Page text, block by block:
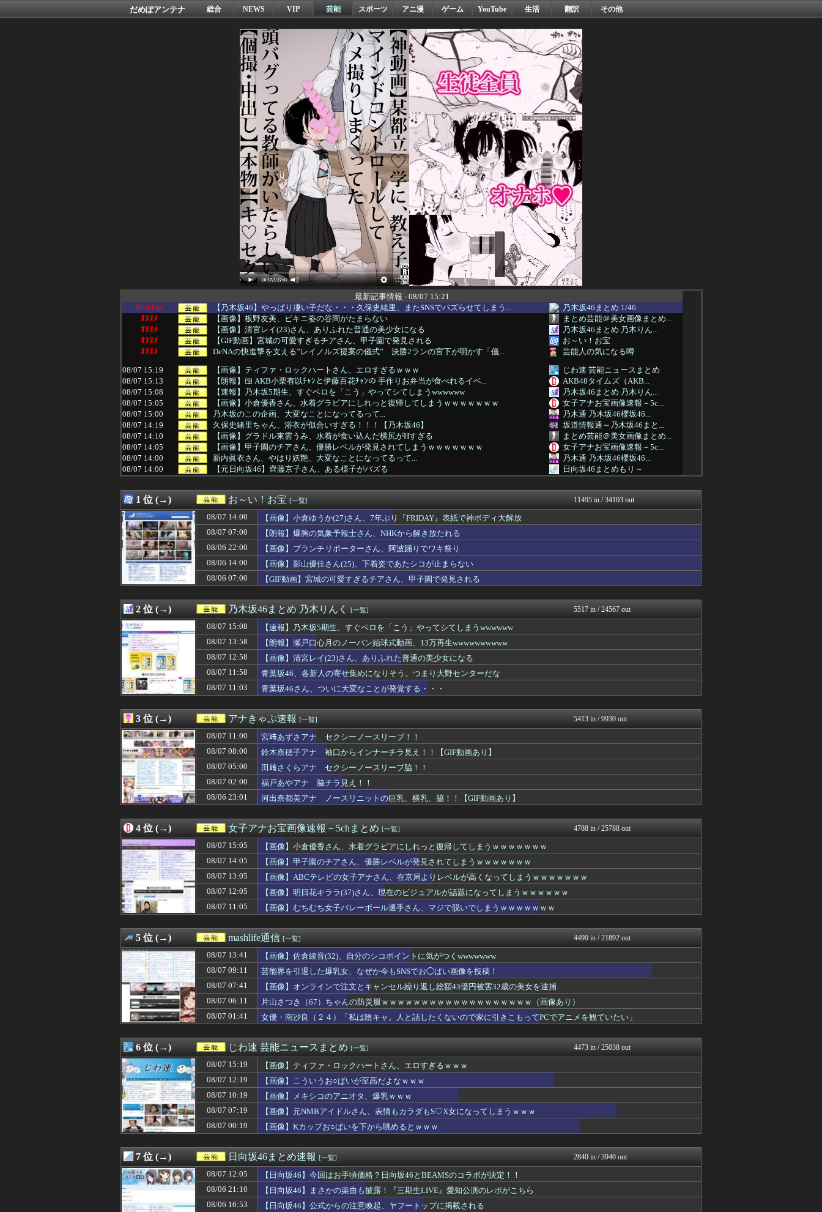
だめぽアンテナ 総合 NEWS VIP 芸能 スポーツ アニ漫 ゲーム YouTube 生活 翻訳 その他
最新記事情報 - 08/07 15:21
PickUp!
【乃木坂46】やっぱり凄い子だな・・・久保史緒里、またSNSでバズらせてしまう...
乃木坂46まとめ 1/46
ｵﾇﾇﾒ
【画像】板野友美、ビキニ姿の谷間がたまらない
まとめ芸能＠美女画像まとめ...
ｵﾇﾇﾒ
【画像】清宮レイ(23)さん、ありふれた普通の美少女になる
乃木坂46まとめ 乃木りん...
ｵﾇﾇﾒ
【GIF動画】宮城の可愛すぎるチアさん、甲子園で発見される
お～い！お宝
ｵﾇﾇﾒ
DeNAの快進撃を支える”レイノルズ提案の儀式” 決勝2ランの宮下が明かす「儀...
芸能人の気になる噂
08/07 15:19
【画像】ティファ・ロックハートさん、エロすぎるｗｗｗ
じわ速 芸能ニュースまとめ
08/07 15:13
【朗報】🍱 AKB小栗有以ﾁｬﾝと伊藤百花ﾁｬﾝの 手作りお弁当が食べれるイベ...
AKB48タイムズ（AKB...
08/07 15:08
【速報】乃木坂5期生、すぐベロを「こう」やってシてしまうwwwwww
乃木坂46まとめ 乃木りん...
08/07 15:05
【画像】小倉優香さん、水着グラビアにしれっと復帰してしまうｗｗｗｗｗｗｗ
女子アナお宝画像速報－5c...
08/07 15:00
乃木坂のこの企画、大変なことになってるって...
乃木通 乃木坂46櫻坂46...
08/07 14:19
久保史緒里ちゃん、浴衣が似合いすぎる！！！【乃木坂46】
坂道情報通～乃木坂46まと...
08/07 14:10
【画像】グラドル東雲うみ、水着が食い込んだ横尻がHすぎる
まとめ芸能＠美女画像まとめ...
08/07 14:05
【画像】甲子園のチアさん、優勝レベルが発見されてしまうｗｗｗｗｗｗｗ
女子アナお宝画像速報－5c...
08/07 14:00
新内眞衣さん、やはり妖艶、大変なことになってるって...
乃木通 乃木坂46櫻坂46...
08/07 14:00
【元日向坂46】齊藤京子さん、ある様子がバズる
日向坂46まとめもり～
08/07 13:58
【朗報】瀬戸口心月のノーバン始球式動画、13万再生wwwwwwwwww
乃木坂46まとめ 乃木りん...
08/07 13:51
【画像】顔もいい爆乳現役女子大生、水着グラビアの破壊力がヤバイwwwwwwww...
もきゅ速(*´ω`*)人(...
08/07 13:41
【画像】佐倉綾音(32)、自分のシコポイントに気がつくwwwwwww
08/07 13:19
失敗顔の乃木坂ちゃんが可愛すぎる！！！【乃木坂46】
坂道情報通～乃木坂46まと...
08/07 13:14
【画像】最近のJKダンス部、胸の迫力がすごい💃
08/07 13:05
【画像】ABCテレビの女子アナさん、在京局よりレベルが高くなってしまうｗｗｗｗ...
08/07 13:02
【朗報】AKB48新曲『好きish』MV 800万再生突破キタ━━(((ﾟ∀ﾟ...
AKB48タイムズ（AKB...
08/07 13:00
サウナ美月の『このシーン』ガチでエグいって・・・
乃木通 乃木坂46櫻坂46...
08/07 12:58
【画像】清宮レイ(23)さん、ありふれた普通の美少女になる
08/07 12:38
【画像】STU48の中村舞さん、下着姿で写真撮られてた
アナ速‐女子アナ画像速報
08/07 12:30
吉田クリ、ガチで全盛期
乃木通 乃木坂46櫻坂46...
08/07 12:29
上國料萌衣ちゃん、留学中にマックのバイトに応募するも書類選考で落とされてしまう
08/07 12:19
囁きボイスでaikoを歌う遠藤さくらちゃんが可愛すぎる！！！【乃木坂46】
坂道情報通～乃木坂46まと...
08/07 12:19
【画像】こういうお○ぱいが至高だよなｗｗｗ
08/07 12:10
【画像】二階堂ふみ、映画の濡れ場で乳首丸出し
08/07 12:05
【日向坂46】今回はお手頃価格？日向坂46とBEAMSのコラボが決定！！
日向坂46まとめ速報
08/07 12:05
【衝撃】ワイのパッパ、会社でナンバーツーになった結果ｗｗｗｗｗｗｗｗｗｗ
今日速2ch
08/07 12:05
【日向坂46】オシャレすぎる... BEAMSコラボ、今回もｷﾀ━━━━(ﾟ∀...
08/07 12:05
【画像】明日花キララ(37)さん、現在のビジュアルが話題になってしまうｗｗｗｗ...
女子アナお宝画像速報－5c...
08/07 12:00
【急募】「みんな仕事帰りに家で何してんの？」←これ・・・・
ミーハー総研（ミーハー総合...
08/07 12:00
【日向坂46】これには事務所スタッフも慌ててそう・・・
08/07 12:00
櫻坂46、ある番組予告に名前が！！！
櫻坂46まとめもり～
08/07 12:00
たまったギターマガジンどうしてる？ 音まとめアーカイブ
08/07 12:00
最新の伊藤純奈さん、ふくらみがガチでエグいって・・・
08/07 11:58
青葉坂46、各新人の寄せ集めになりそう。つまり大野センターだな
乃木坂46まとめ 乃木りん...
08/07 11:30
ドーハ初「Ｎｉｎｊａラーメン」の日本人オーナーが巨胸ｗｗｗｗｗｗ
芸能人の気になる噂
08/07 11:26
鈴木奈穂子アナ 袖口からインナーチラ見え！！【GIF動画あり】
08/07 11:18
【画像】NHK宮﨑あずさアナの胸がデカいと話題になる
アナ速‐女子アナ画像速報
08/07 11:05
【画像】むちむち女子バレーボール選手さん、マジで脱いでしまうｗｗｗｗｗｗｗ
女子アナお宝画像速報－5c...
08/07 11:03
青葉坂46さん、ついに大変なことが発覚する・・・
08/07 11:00
宮﨑あずさアナ セクシーノースリーブ！！
アナきゃぷ速報
08/07 11:00
影山優佳の最新の『下半身』ガチでエグいって・・・
08/07 10:59
一ノ瀬美空ちゃん、本日の｢タダイマ！｣に生出演！！！【乃木坂46】
坂道情報通～乃木坂46まと...
08/07 10:52
【櫻坂46】メンバー＆OGがラヴィット出演へ！！！
08/07 10:34
【画像】池田レイラちゃん、服着てても完熟に仕上がるｗｗｗｗｗｗｗｗｗｗｗｗｗｗ
芸能人の気になる噂
08/07 10:34
吉岡恵麻アナ ノースリーブ！！
08/07 10:28
【画像】今井春花キャスターの巨乳とクビレが凄すぎる
アナ速‐女子アナ画像速報
08/07 10:19
【画像】メキシコのアニオタ、爆乳ｗｗｗ
じわ速 芸能ニュースまとめ
08/07 10:10
【画像】めるる、ヒルナンデス見せたデカケツがそそる
08/07 10:05
【画像】アイドルにしか見えないセクシー女優さんが話題になるｗｗｗｗｗｗ
女子アナお宝画像速報－5c...
08/07 10:00
清宮レイの肉厚ジューシー二の腕、ガチでエグいって・・・
乃木通 乃木坂46櫻坂46...
08/07 09:39
明日の銀だこ、1舟88円（各店先着88名限定）
08/07 09:39
【画像】 「マスク美人さん、また我々を欺く」←海外でも流行りだした結果がこちら...
芸能人の気になる噂
08/07 09:38
【画像】石渡花菜アナが巨乳をキンプリに見せつけてしまう
アナ速‐女子アナ画像速報
08/07 09:11
芸能界を引退した爆乳女、なぜか今もSNSでお◯ぱい画像を投稿！
mashlife通信
08/07 09:05
【画像】7人のビキニ女子をタイプ別に並べてみた結果ｗｗｗｗｗｗ
08/07 09:00
寺田蘭世、最新のぶってえ下半身ガチでエグいって・・・
乃木通 乃木坂46櫻坂46...
08/07 09:00
森山みなみアナ、ブラ線浮き出るポロシャツおっぱい横乳の膨らみ最高！
08/07 08:36
【画像】TBS新人・多田成美アナの胸元から中身が見えてしまう
アナ速‐女子アナ画像速報
08/07 08:10
【画像】気象予報士・吉井明子、45歳で見せたビキニ姿がHすぎる
まとめ芸能＠美女画像まとめ...
08/07 08:05
【画像】飯尾夏帆アナ、白いポロシャツから乳房が飛び出してしまうｗｗｗｗｗｗｗ
08/07 08:05
サカナ山口、アジカン後藤「BUMPが邦ロックを一変させた」
08/07 08:00
鈴木奈穂子アナ 袖口からインナーチラ見え！！【GIF動画あり】
アナきゃぷ速報
08/07 08:00
「≠ME(ノットイコールミー)」のメンバーがBABYMETAL「ギミチョコ」を...
08/07 07:57
【動画】あたシコ女襲来wwwwwwwwwwwwww
アナ速‐女子アナ画像速報
08/07 07:45
【日向坂46】大田美月さん、このグループを牛耳れそう...
08/07 07:41
【画像】オンラインで注文とキャンセル繰り返し総額43億円被害32歳の美女を逮捕
08/07 07:40
一ノ瀬美空ちゃん、イワシの三枚おろしに挑戦！！！【乃木坂46】
坂道情報通～乃木坂46まと...
08/07 07:19
【画像】元NMBアイドルさん、表情もカラダもS♡X女になってしまうｗｗｗ
じわ速 芸能ニュースまとめ
08/07 07:00
【櫻坂46】日向坂46大田美月、この四期生らと交流がある模様
1 位 (→) お～い！お宝 [一覧] 11495 in / 34103 out
08/07 14:00
【画像】小倉ゆうか(27)さん、7年ぶり『FRIDAY』表紙で神ボディ大解放
08/07 07:00
【朗報】爆胸の気象予報士さん、NHKから解き放たれる
08/06 22:00
【画像】ブランチリポーターさん、阿波踊りでワキ祭り
08/06 14:00
【画像】影山優佳さん(25)、下着姿であたシコが止まらない
08/06 07:00
【GIF動画】宮城の可愛すぎるチアさん、甲子園で発見される
2 位 (→) 乃木坂46まとめ 乃木りんく [一覧] 5517 in / 24567 out
08/07 15:08
【速報】乃木坂5期生、すぐベロを「こう」やってシてしまうwwwwww
08/07 13:58
【朗報】瀬戸口心月のノーバン始球式動画、13万再生wwwwwwwwww
08/07 12:58
【画像】清宮レイ(23)さん、ありふれた普通の美少女になる
08/07 11:58
青葉坂46、各新人の寄せ集めになりそう。つまり大野センターだな
08/07 11:03
青葉坂46さん、ついに大変なことが発覚する・・・
3 位 (→) アナきゃぷ速報 [一覧] 5413 in / 9930 out
08/07 11:00
宮﨑あずさアナ セクシーノースリーブ！！
08/07 08:00
鈴木奈穂子アナ 袖口からインナーチラ見え！！【GIF動画あり】
08/07 05:00
田﨑さくらアナ セクシーノースリーブ脇！！
08/07 02:00
福戸あやアナ 脇チラ見え！！
08/06 23:01
河出奈都美アナ ノースリニットの巨乳、横乳、脇！！【GIF動画あり】
4 位 (→) 女子アナお宝画像速報－5chまとめ [一覧] 4788 in / 25788 out
08/07 15:05
【画像】小倉優香さん、水着グラビアにしれっと復帰してしまうｗｗｗｗｗｗｗ
08/07 14:05
【画像】甲子園のチアさん、優勝レベルが発見されてしまうｗｗｗｗｗｗｗ
08/07 13:05
【画像】ABCテレビの女子アナさん、在京局よりレベルが高くなってしまうｗｗｗｗｗｗｗ
08/07 12:05
【画像】明日花キララ(37)さん、現在のビジュアルが話題になってしまうｗｗｗｗｗｗ
08/07 11:05
【画像】むちむち女子バレーボール選手さん、マジで脱いでしまうｗｗｗｗｗｗｗ
5 位 (→) mashlife通信 [一覧] 4490 in / 21892 out
08/07 13:41
【画像】佐倉綾音(32)、自分のシコポイントに気がつくwwwwwww
08/07 09:11
芸能界を引退した爆乳女、なぜか今もSNSでお◯ぱい画像を投稿！
08/07 07:41
【画像】オンラインで注文とキャンセル繰り返し総額43億円被害32歳の美女を逮捕
08/07 06:11
片山さつき（67）ちゃんの防災服ｗｗｗｗｗｗｗｗｗｗｗｗｗｗｗｗｗｗｗ（画像あり）
08/07 01:41
女優・南沙良（２４）「私は陰キャ。人と話したくないので家に引きこもってPCでアニメを観ていたい」
6 位 (→) じわ速 芸能ニュースまとめ [一覧] 4473 in / 25038 out
08/07 15:19
【画像】ティファ・ロックハートさん、エロすぎるｗｗｗ
08/07 12:19
【画像】こういうお○ぱいが至高だよなｗｗｗ
08/07 10:19
【画像】メキシコのアニオタ、爆乳ｗｗｗ
08/07 07:19
【画像】元NMBアイドルさん、表情もカラダもS♡X女になってしまうｗｗｗ
08/07 00:19
【画像】Kカップお○ぱいを下から眺めるとｗｗｗ
7 位 (→) 日向坂46まとめ速報 [一覧] 2840 in / 3940 out
08/07 12:05
【日向坂46】今回はお手頃価格？日向坂46とBEAMSのコラボが決定！！
08/06 21:10
【日向坂46】まさかの楽曲も披露！『三期生LIVE』愛知公演のレポがこちら
08/06 16:53
【日向坂46】公式からの注意喚起、ヤフートップに掲載される